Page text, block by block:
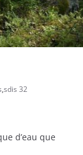
,sdis 32
d’eau que